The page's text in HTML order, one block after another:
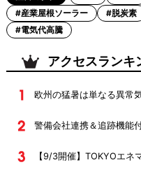
#産業屋根ソーラー
#脱炭素
#電気代高騰
アクセスランキ
欧州の猛暑は単なる異常
警備会社連携＆追跡機能
【9/3開催】TOKYOエネ